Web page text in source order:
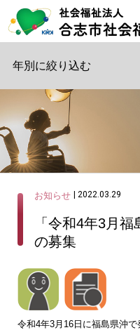
年別に絞り込む
お知らせ | 2022.03.29
「令和4年3月福
の募集
令和4年3月16日に福島県沖